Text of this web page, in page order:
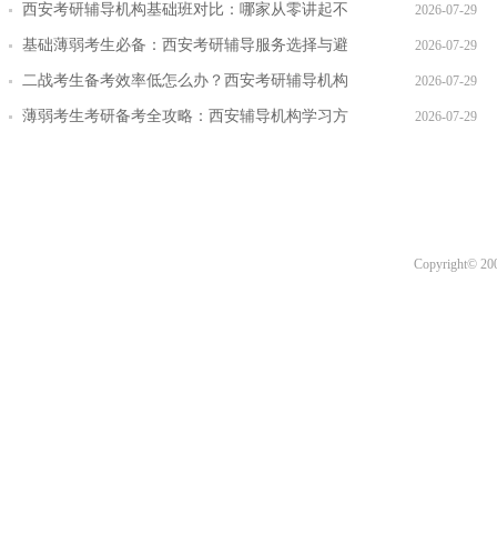
步班型推荐
西安考研辅导机构基础班对比：哪家从零讲起不
跳步骤
2026-07-29
基础薄弱考生必备：西安考研辅导服务选择与避
坑指南
2026-07-29
二战考生备考效率低怎么办？西安考研辅导机构
提效方案盘点
2026-07-29
薄弱考生考研备考全攻略：西安辅导机构学习方 2026-07-29
Copyright©